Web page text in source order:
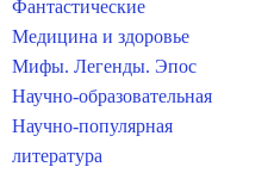
Фантастические
Медицина и здоровье
Мифы. Легенды. Эпос
Научно-образовательная
Научно-популярная
литература